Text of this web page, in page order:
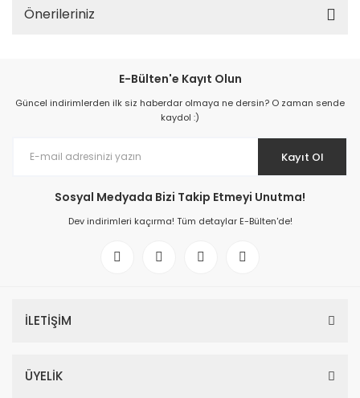
Önerileriniz
E-Bülten'e Kayıt Olun
Güncel indirimlerden ilk siz haberdar olmaya ne dersin? O zaman sende
kaydol :)
Kayıt Ol
Sosyal Medyada Bizi Takip Etmeyi Unutma!
Dev indirimleri kaçırma! Tüm detaylar E-Bülten'de!
İLETİŞİM
ÜYELİK